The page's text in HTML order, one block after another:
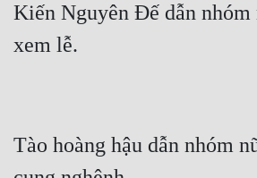
Kiến Nguyên Đế dẫn nhóm
xem lễ.
Tào hoàng hậu dẫn nhóm